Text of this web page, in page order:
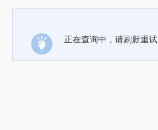
正在查询中，请刷新重试